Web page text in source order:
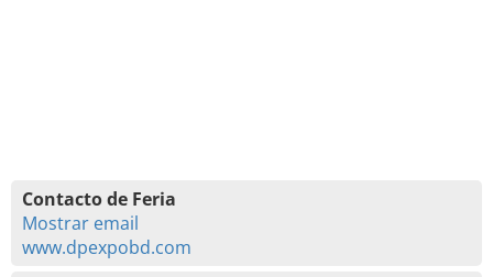
Contacto de Feria
Mostrar email
www.dpexpobd.com